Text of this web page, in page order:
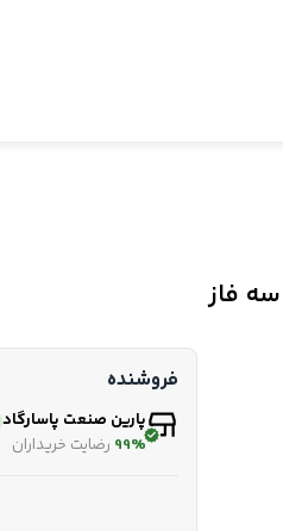
فروشنده
پارین صنعت پاسارگاد
99% رضایت خریداران